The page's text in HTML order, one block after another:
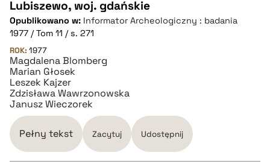
CZYSTY TEKST
pobierz cytat
BIBTEX
pobierz cytat
Lubiszewo, woj. gdańskie
Opublikowano w: Informator Archeologiczny : badania
1977 / Tom 11 / s. 271
ROK: 1977
Magdalena Blomberg
Marian Głosek
Leszek Kajzer
Zdzisława Wawrzonowska
Janusz Wieczorek
Pełny tekst Zacytuj Udostępnij